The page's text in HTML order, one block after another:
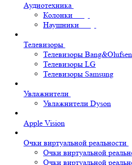
Аудиотехника
Колонки
Наушники
Телевизоры
Телевизоры Bang&Olufsen
Телевизоры LG
Телевизоры Samsung
Увлажнители
Увлажнители Dyson
Apple Vision
Очки виртуальной реальности
Очки виртуальной
Очки виртуальной